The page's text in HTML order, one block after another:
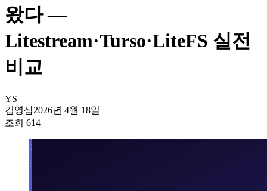
왔다 —
Litestream·Turso·LiteFS 실전
비교
YS
김영삼2026년 4월 18일
조회 614